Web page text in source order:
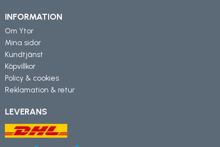
INFORMATION
Om Ytor
Mina sidor
Kundtjänst
Köpvillkor
Policy & cookies
Reklamation & retur
LEVERANS